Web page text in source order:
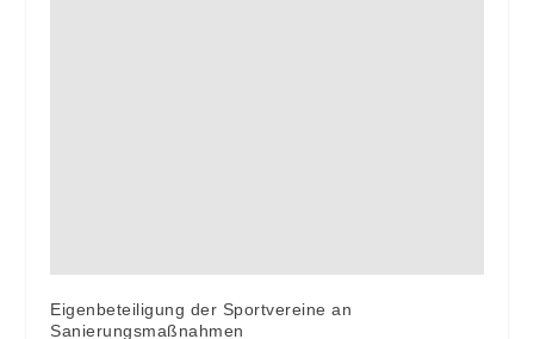
Eigenbeteiligung der Sportvereine an
Sanierungsmaßnahmen